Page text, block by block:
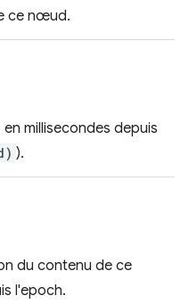
ce nœud.
millisecondes depuis
).
du contenu de ce
l'epoch.